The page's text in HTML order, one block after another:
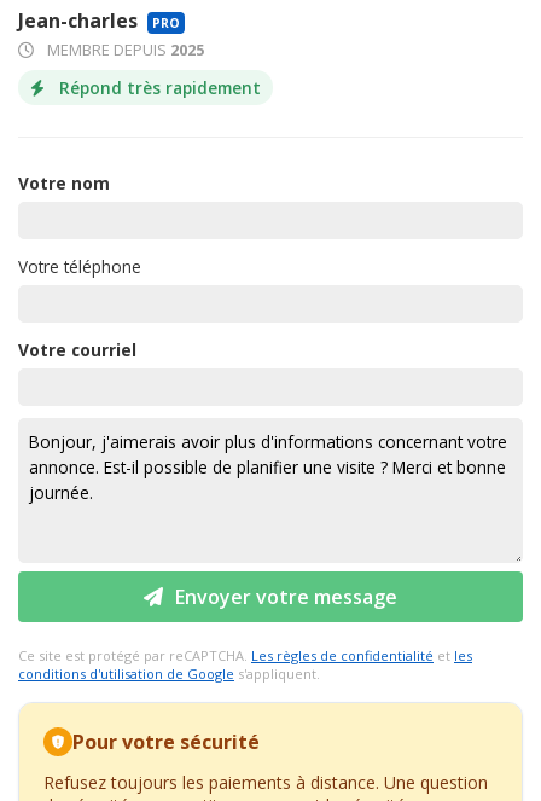
Jean-charles PRO
MEMBRE DEPUIS 2025
Répond très rapidement
Votre nom
Votre téléphone
Votre courriel
Envoyer votre message
Ce site est protégé par reCAPTCHA. Les règles de confidentialité et les
conditions d'utilisation de Google s'appliquent.
Pour votre sécurité
Refusez toujours les paiements à distance. Une question